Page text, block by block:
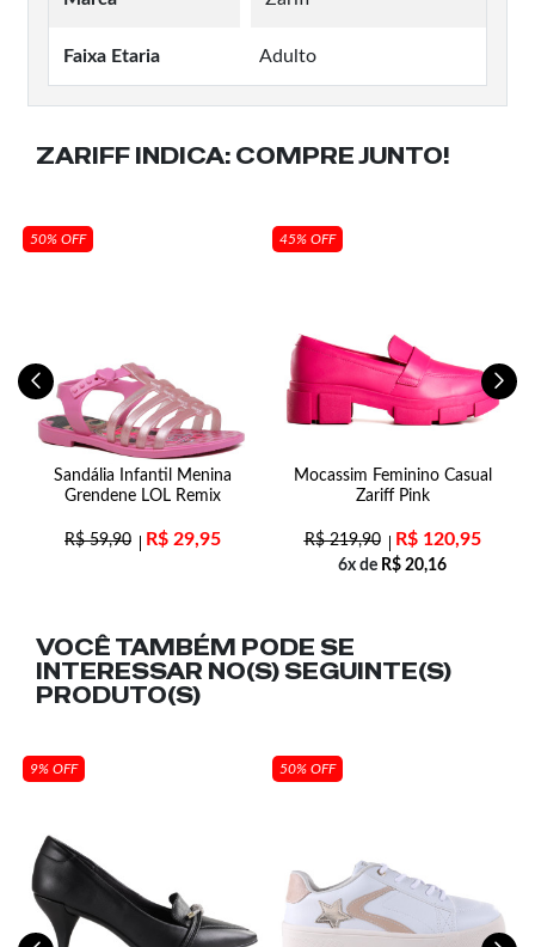
Faixa Etaria Adulto
ZARIFF INDICA: COMPRE JUNTO!
50% OFF
Sandália Infantil Menina
Grendene LOL Remix
R$59,90 R$ 29,95
45% OFF
Mocassim Feminino Casual
Zariff Pink
R$219,90 R$120,95
6x de R$ 20,16
VOCÊ TAMBÉM PODE SE
INTERESSAR NO(S) SEGUINTE(S)
PRODUTO(S)
9% OFF 50% OFF